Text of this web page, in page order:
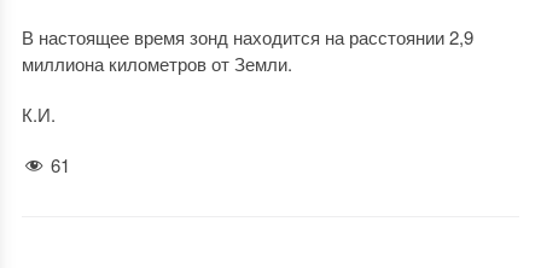
В настоящее время зонд находится на расстоянии 2,9
миллиона километров от Земли.
К.И.
61